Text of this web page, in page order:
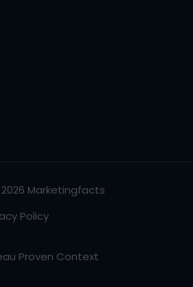
Marketingfacts
Policy
Proven Context